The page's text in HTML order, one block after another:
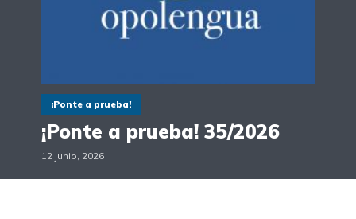
¡Ponte a prueba!
¡Ponte a prueba! 35/2026
12 junio, 2026